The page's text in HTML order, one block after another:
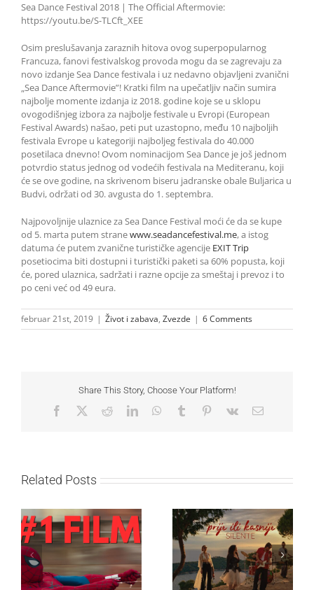
Sea Dance Festival 2018 | The Official Aftermovie:
https://youtu.be/S-TLCft_XEE
Osim preslušavanja zaraznih hitova ovog superpopularnog
Francuza, fanovi festivalskog provoda mogu da se zagrevaju za
novo izdanje Sea Dance festivala i uz nedavno objavljeni zvanični
„Sea Dance Aftermovie”! Kratki film na upečatljiv način sumira
najbolje momente izdanja iz 2018. godine koje se u sklopu
ovogodišnjeg izbora za najbolje festivale u Evropi (European
Festival Awards) našao, peti put uzastopno, među 10 najboljih
festivala Evrope u kategoriji najboljeg festivala do 40.000
posetilaca dnevno! Ovom nominacijom Sea Dance je još jednom
potvrdio status jednog od vodećih festivala na Mediteranu, koji
će se ove godine, na skrivenom biseru jadranske obale Buljarica u
Budvi, održati od 30. avgusta do 1. septembra.
Najpovoljnije ulaznice za Sea Dance Festival moći će da se kupe
od 5. marta putem stranewww.seadancefestival.me, a istog
datuma će putem zvanične turističke agencije EXIT Trip
posetiocima biti dostupni i turistički paketi sa 60% popusta, koji
će, pored ulaznica, sadržati i razne opcije za smeštaj i prevoz i to
po ceni već od 49 eura.
februar 21st, 2019 | Život i zabava, Zvezde | 6 Comments
Share This Story, Choose Your Platform!
Facebook RedditLinkedInWhatsApp
Tumblr Pinterest
Vk Email
Related Posts
Najuspešnije otvaranje
studijskog filma u Srbiji:
Spajdermen: Novi dan
oborio rekord već prvog
Silente objavio novi
singl “Prije ili kasnije”